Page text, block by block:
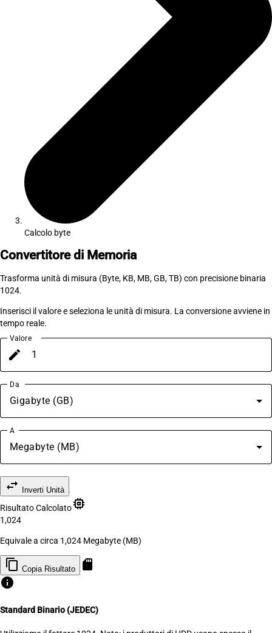
Calcolo byte
Convertitore di Memoria
Trasforma unità di misura (Byte, KB, MB, GB, TB) con precisione binaria
1024.
Inserisci il valore e seleziona le unità di misura. La conversione avviene in
tempo reale.
Valore
edit
Da
Gigabyte (GB)
A
Megabyte (MB)
swap_horiz Inverti Unità
Risultato Calcolatomemory
1,024
Equivale a circa 1,024 Megabyte (MB)
content_copy Copia Risultato
sd_storage
info
Standard Binario (JEDEC)